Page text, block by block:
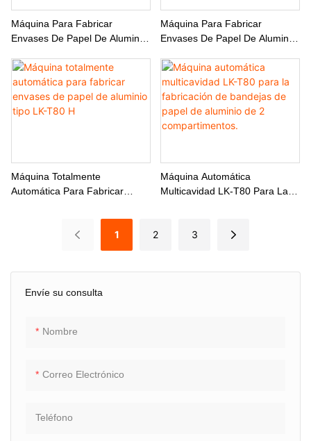
Envíe su consulta
Nombre
Correo Electrónico
Teléfono
Máquina Para Fabricar
Envases De Papel De Aluminio
Prensado De Bastidor En H
Máquina Para Fabricar
Envases De Papel De Aluminio
Bandejas De Comida De
Aerolíneas.
Máquina Totalmente
Automática Para Fabricar
Máquina Automática
Multicavidad LK-T80 Para La
Compartimentos.
1 2 3